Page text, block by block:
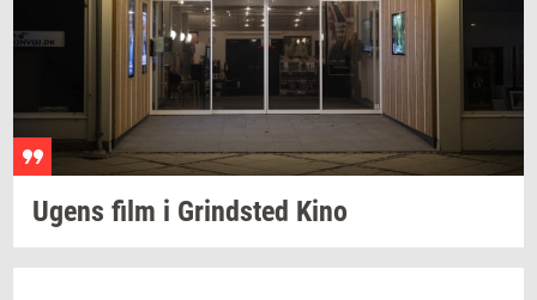
Ugens film i Grind­sted Kino